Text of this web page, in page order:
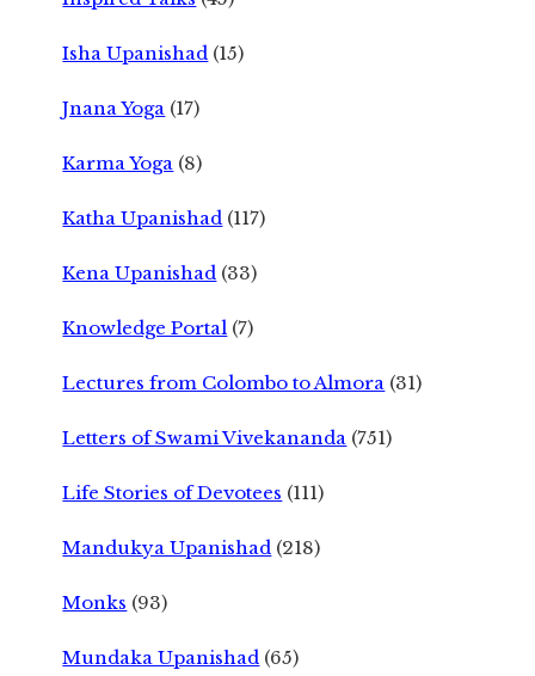
Isha Upanishad (15)
Jnana Yoga (17)
Karma Yoga (8)
Katha Upanishad (117)
Kena Upanishad (33)
Knowledge Portal (7)
Lectures from Colombo to Almora (31)
Letters of Swami Vivekananda (751)
Life Stories of Devotees (111)
Mandukya Upanishad (218)
Monks (93)
Mundaka Upanishad (65)